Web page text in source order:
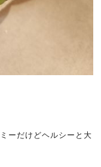
ーだけどヘルシーと大